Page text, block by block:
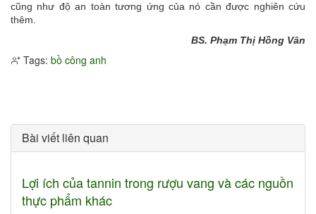
cũng như độ an toàn tương ứng của nó cần được nghiên cứu
thêm.
BS. Phạm Thị Hồng Vân
Tags: bồ công anh
Bài viết liên quan
Lợi ích của tannin trong rượu vang và các nguồn
thực phẩm khác